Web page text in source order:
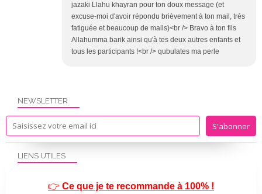
jazaki Llahu khayran pour ton doux message (et
excuse-moi d'avoir répondu brièvement à ton mail, très
fatiguée et beaucoup de mails)<br /> Bravo à ton fils
Allahumma barik ainsi qu'à tes deux autres enfants et
tous les participants !<br /> qubulates ma perle
NEWSLETTER
LIENS UTILES
👉 Ce que je te recommande à 100% !